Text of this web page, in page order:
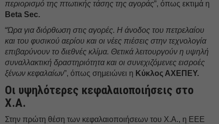
περιορισμό της πτωτικής τάσης της αγοράς”, όπως εκτιμά η
Beta Sec.
“Ώρα για διόρθωση στις αγορές. Η άνοδος του πετρελαίου
και του φυσικού αερίου και οι νέες πιέσεις στην τεχνολογία
επιβαρύνουν το διεθνές κλίμα. Θετικά λειτουργούν η υψηλή
συναλλακτική δραστηριότητα και οι συνεχιζόμενες εισροές
ξένων κεφαλαίων”, όπως σημειώνει η Κύκλος ΑΧΕΠΕΥ.
Οι υψηλότερες κεφαλαιοποιήσεις στο
Χ.Α.
Στην πρώτη θέση των κεφαλαιοποιήσεων του Χ.Α., η ΕΕΕ